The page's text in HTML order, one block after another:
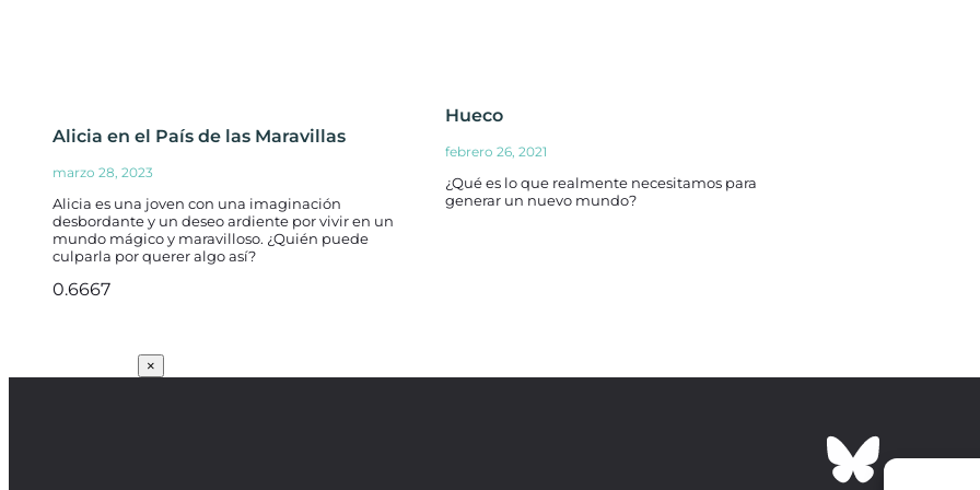
Alicia en el País de las Maravillas
marzo 28, 2023
Alicia es una joven con una imaginación
desbordante y un deseo ardiente por vivir en un
mundo mágico y maravilloso. ¿Quién puede
culparla por querer algo así?
Hueco
febrero 26, 2021
¿Qué es lo que realmente necesitamos para
generar un nuevo mundo?
×